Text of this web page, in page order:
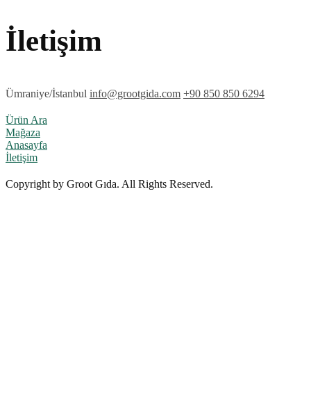
İletişim
Ümraniye/İstanbul info@grootgida.com +90 850 850 6294
Ürün Ara
Mağaza
Anasayfa
İletişim
Copyright by Groot Gıda. All Rights Reserved.